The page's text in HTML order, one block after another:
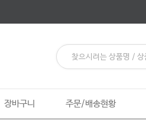
장바구니 주문/배송현황